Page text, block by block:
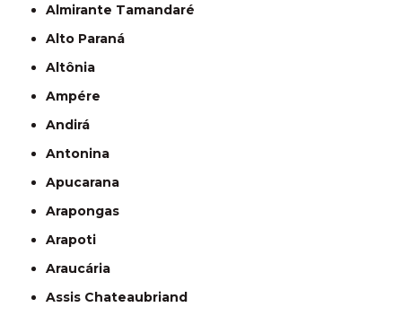
Almirante Tamandaré
Alto Paraná
Altônia
Ampére
Andirá
Antonina
Apucarana
Arapongas
Arapoti
Araucária
Assis Chateaubriand